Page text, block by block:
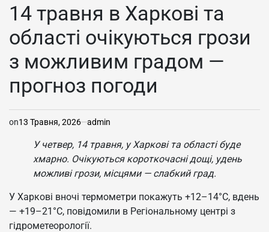
14 травня в Харкові та
області очікуються грози
з можливим градом —
прогноз погоди
on13 Травня, 2026 admin
У четвер, 14 травня, у Харкові та області буде
хмарно. Очікуються короткочасні дощі, удень
можливі грози, місцями — слабкий град.
У Харкові вночі термометри покажуть +12–14°C, вдень
— +19–21°C, повідомили в Регіональному центрі з
гідрометеорології.